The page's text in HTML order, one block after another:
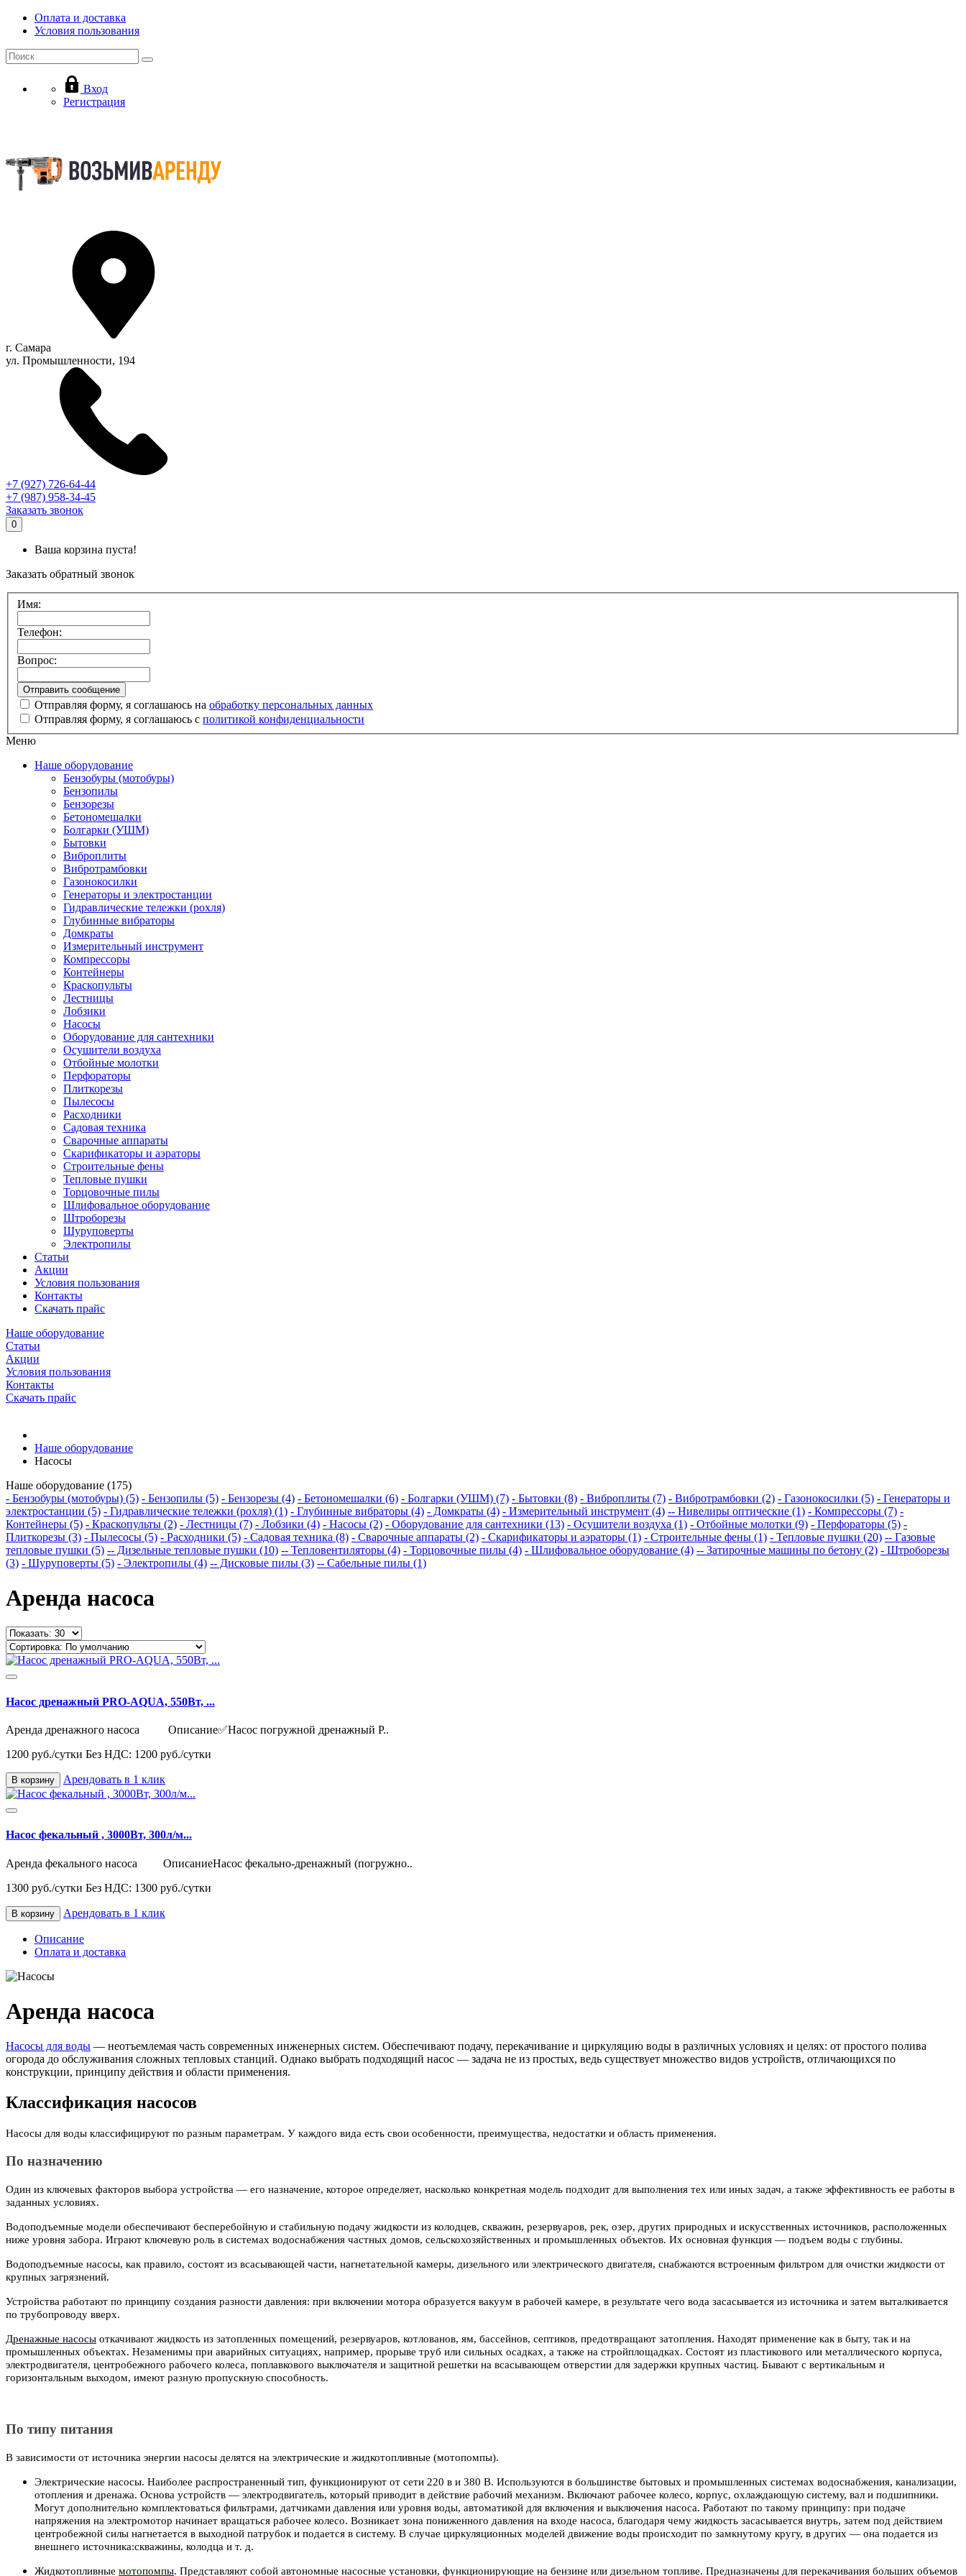
Оплата и доставка
Условия пользования
Вход
Регистрация
г. Самара
ул. Промышленности, 194
+7 (927) 726-64-44
+7 (987) 958-34-45
Заказать звонок
0
Ваша корзина пуста!
Заказать обратный звонок
Имя:
Телефон:
Вопрос:
Отправляя форму, я соглашаюсь на обработку персональных данных
Отправляя форму, я соглашаюсь с политикой конфиденциальности
Меню
Наше оборудование
Бензобуры (мотобуры)
Бензопилы
Бензорезы
Бетономешалки
Болгарки (УШМ)
Бытовки
Виброплиты
Вибротрамбовки
Газонокосилки
Генераторы и электростанции
Гидравлические тележки (рохля)
Глубинные вибраторы
Домкраты
Измерительный инструмент
Компрессоры
Контейнеры
Краскопульты
Лестницы
Лобзики
Насосы
Оборудование для сантехники
Осушители воздуха
Отбойные молотки
Перфораторы
Плиткорезы
Пылесосы
Расходники
Садовая техника
Сварочные аппараты
Скарификаторы и аэраторы
Строительные фены
Тепловые пушки
Торцовочные пилы
Шлифовальное оборудование
Штроборезы
Шуруповерты
Электропилы
Статьи
Акции
Условия пользования
Контакты
Скачать прайс
Наше оборудование
Статьи
Акции
Условия пользования
Контакты
Скачать прайс
Наше оборудование
Насосы
Наше оборудование (175)
- Бензобуры (мотобуры) (5) - Бензопилы (5) - Бензорезы (4) - Бетономешалки (6) - Болгарки (УШМ) (7) - Бытовки (8) - Виброплиты (7) - Вибротрамбовки (2) - Газонокосилки (5) - Генераторы и
электростанции (5) - Гидравлические тележки (рохля) (1) - Глубинные вибраторы (4) - Домкраты (4) - Измерительный инструмент (4) -- Нивелиры оптические (1) - Компрессоры (7) -
Контейнеры (5) - Краскопульты (2) - Лестницы (7) - Лобзики (4) - Насосы (2) - Оборудование для сантехники (13) - Осушители воздуха (1) - Отбойные молотки (9) - Перфораторы (5) -
Плиткорезы (3) - Пылесосы (5) - Расходники (5) - Садовая техника (8) - Сварочные аппараты (2) - Скарификаторы и аэраторы (1) - Строительные фены (1) - Тепловые пушки (20) -- Газовые
тепловые пушки (5) -- Дизельные тепловые пушки (10) -- Тепловентиляторы (4) - Торцовочные пилы (4) - Шлифовальное оборудование (4) -- Затирочные машины по бетону (2) - Штроборезы
(3) - Шуруповерты (5) - Электропилы (4) -- Дисковые пилы (3) -- Сабельные пилы (1)
Аренда насоса
Насос дренажный PRO-AQUA, 550Вт, ...
Аренда дренажного насоса Описание✅Насос погружной дренажный P..
1200 руб./сутки Без НДС: 1200 руб./сутки
В корзину Арендовать в 1 клик
Насос фекальный , 3000Вт, 300л/м...
Аренда фекального насоса ОписаниеНасос фекально-дренажный (погружно..
1300 руб./сутки Без НДС: 1300 руб./сутки
В корзину Арендовать в 1 клик
Описание
Оплата и доставка
Аренда насоса
Насосы для воды — неотъемлемая часть современных инженерных систем. Обеспечивают подачу, перекачивание и циркуляцию воды в различных условиях и целях: от простого полива
огорода до обслуживания сложных тепловых станций. Однако выбрать подходящий насос — задача не из простых, ведь существует множество видов устройств, отличающихся по
конструкции, принципу действия и области применения.
Классификация насосов
Насосы для воды классифицируют по разным параметрам. У каждого вида есть свои особенности, преимущества, недостатки и область применения.
По назначению
Один из ключевых факторов выбора устройства — его назначение, которое определяет, насколько конкретная модель подходит для выполнения тех или иных задач, а также эффективность ее работы в
заданных условиях.
Водоподъемные модели обеспечивают бесперебойную и стабильную подачу жидкости из колодцев, скважин, резервуаров, рек, озер, других природных и искусственных источников, расположенных
ниже уровня забора. Играют ключевую роль в системах водоснабжения частных домов, сельскохозяйственных и промышленных объектов. Их основная функция — подъем воды с глубины.
Водоподъемные насосы, как правило, состоят из всасывающей части, нагнетательной камеры, дизельного или электрического двигателя, снабжаются встроенным фильтром для очистки жидкости от
крупных загрязнений.
Устройства работают по принципу создания разности давления: при включении мотора образуется вакуум в рабочей камере, в результате чего вода засасывается из источника и затем выталкивается
по трубопроводу вверх.
Дренажные насосы откачивают жидкость из затопленных помещений, резервуаров, котлованов, ям, бассейнов, септиков, предотвращают затопления. Находят применение как в быту, так и на
промышленных объектах. Незаменимы при аварийных ситуациях, например, прорыве труб или сильных осадках, а также на стройплощадках. Состоят из пластикового или металлического корпуса,
электродвигателя, центробежного рабочего колеса, поплавкового выключателя и защитной решетки на всасывающем отверстии для задержки крупных частиц. Бывают с вертикальным и
горизонтальным выходом, имеют разную пропускную способность.
По типу питания
В зависимости от источника энергии насосы делятся на электрические и жидкотопливные (мотопомпы).
Электрические насосы. Наиболее распространенный тип, функционируют от сети 220 в и 380 В. Используются в большинстве бытовых и промышленных системах водоснабжения, канализации,
отопления и дренажа. Основа устройств — электродвигатель, который приводит в действие рабочий механизм. Включают рабочее колесо, корпус, охлаждающую систему, вал и подшипники.
Могут дополнительно комплектоваться фильтрами, датчиками давления или уровня воды, автоматикой для включения и выключения насоса. Работают по такому принципу: при подаче
напряжения на электромотор начинает вращаться рабочее колесо. Возникает зона пониженного давления на входе насоса, благодаря чему жидкость засасывается внутрь, затем под действием
центробежной силы нагнетается в выходной патрубок и подается в систему. В случае циркуляционных моделей движение воды происходит по замкнутому кругу, в других — она подается из
внешнего источника:скважины, колодца и т. д.
Жидкотопливные мотопомпы. Представляют собой автономные насосные установки, функционирующие на бензине или дизельном топливе. Предназначены для перекачивания больших объемов